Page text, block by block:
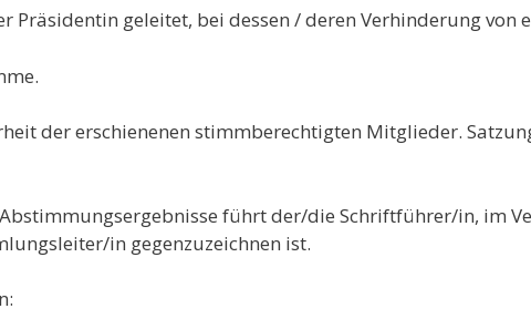
geleitet, bei dessen / deren Verhinderung von
der erschienenen stimmberechtigten Mitglieder.
führt der/die Schriftführer/in, im
in gegenzuzeichnen ist.